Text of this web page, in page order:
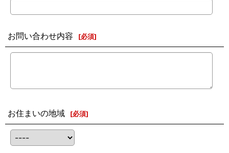
お問い合わせ内容 [必須]
お住まいの地域 [必須]